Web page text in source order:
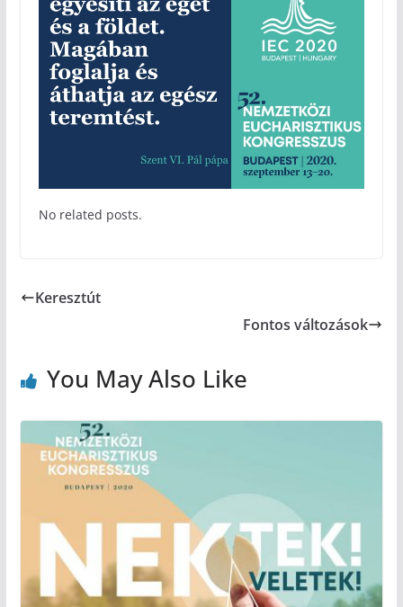
No related posts.
Keresztút
Fontos változások
You May Also Like